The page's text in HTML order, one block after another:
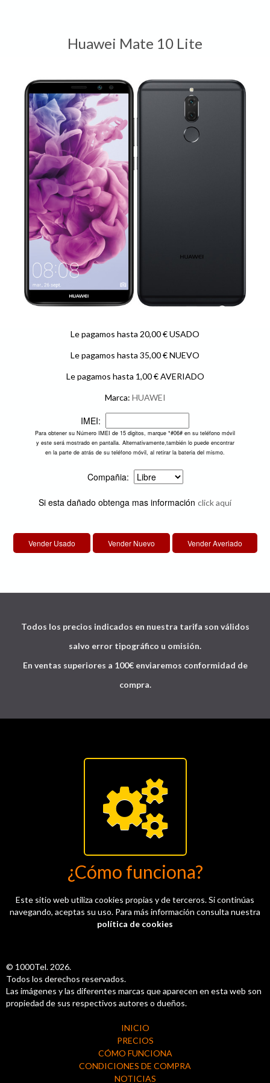
Huawei Mate 10 Lite
Le pagamos hasta 20,00 € USADO
Le pagamos hasta 35,00 € NUEVO
Le pagamos hasta 1,00 € AVERIADO
Marca: HUAWEI
IMEI:
Para obtener su Número IMEI de 15 digitos, marque *#06# en su teléfono móvil
y este será mostrado en pantalla. Alternativamente,también lo puede encontrar
en la parte de atrás de su teléfono móvil, al retirar la bateria del mismo.
Compañia:
Si esta dañado obtenga mas información click aquí
Todos los precios indicados en nuestra tarifa son válidos
salvo error tipográfico u omisión.
En ventas superiores a 100€ enviaremos conformidad de
compra.
¿Cómo funciona?
Este sitio web utiliza cookies propias y de terceros. Si continúas
navegando, aceptas su uso. Para más información consulta nuestra
política de cookies
© 1000Tel. 2026.
Todos los derechos reservados.
Las imágenes y las diferentes marcas que aparecen en esta web son
propiedad de sus respectivos autores o dueños.
INICIO
PRECIOS
CÓMO FUNCIONA
CONDICIONES DE COMPRA
NOTICIAS